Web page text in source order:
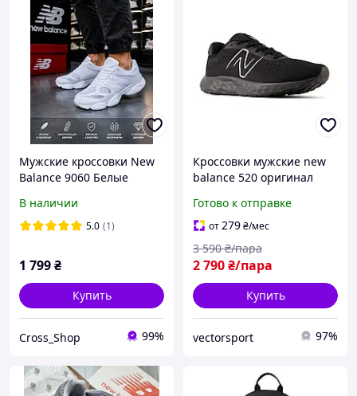
Мужские кроссовки New
Balance 9060 Белые
спортивные беговые
кроссовки Нью Балансе
В наличии
5.0 (1)
1 799₴
Купить
Cross_Shop 99%
Кроссовки мужские new
balance 520 оригинал
Готово к отправке
от279₴/мес
2 790₴/пара
3 590 ₴/пара
Купить
vectorsport 97%